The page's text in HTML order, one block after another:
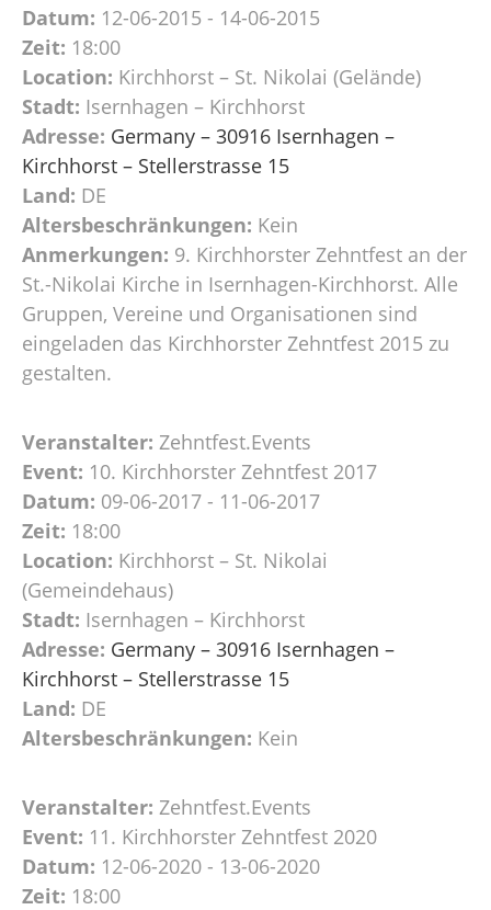
Datum: 12-06-2015 - 14-06-2015
Zeit: 18:00
Location: Kirchhorst – St. Nikolai (Gelände)
Stadt: Isernhagen – Kirchhorst
Adresse: Germany – 30916 Isernhagen –
Kirchhorst – Stellerstrasse 15
Land: DE
Altersbeschränkungen: Kein
Anmerkungen: 9. Kirchhorster Zehntfest an der
St.-Nikolai Kirche in Isernhagen-Kirchhorst. Alle
Gruppen, Vereine und Organisationen sind
eingeladen das Kirchhorster Zehntfest 2015 zu
gestalten.
Veranstalter: Zehntfest.Events
Event: 10. Kirchhorster Zehntfest 2017
Datum: 09-06-2017 - 11-06-2017
Zeit: 18:00
Location: Kirchhorst – St. Nikolai
(Gemeindehaus)
Stadt: Isernhagen – Kirchhorst
Adresse: Germany – 30916 Isernhagen –
Kirchhorst – Stellerstrasse 15
Land: DE
Altersbeschränkungen: Kein
Veranstalter: Zehntfest.Events
Event: 11. Kirchhorster Zehntfest 2020
Datum: 12-06-2020 - 13-06-2020
Zeit: 18:00